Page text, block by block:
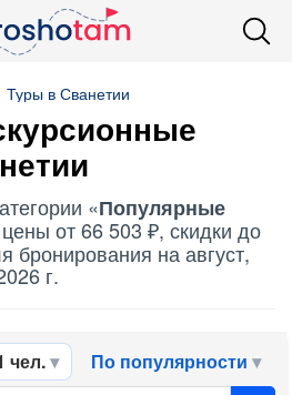
Туры в Сванетии
«Популярные
от 66 503 ₽, скидки до
бронирования на август,
г.
чел. По популярности